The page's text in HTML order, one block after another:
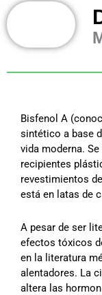
Bisfenol A
sintético a base
vida moderna.
recipientes
revestimientos
está en latas de
A pesar de ser
efectos tóxicos
en la literatura
alentadores. La
altera las